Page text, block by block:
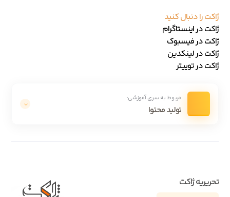
ژاکت را دنبال کنید
ژاکتدر اینستاگرام
ژاکتدر فیسبوک
ژاکتدر لینکدین
ژاکتدر توییتر
مربوط به سری آموزشی:
تولید محتوا
تحریریه ژاکت